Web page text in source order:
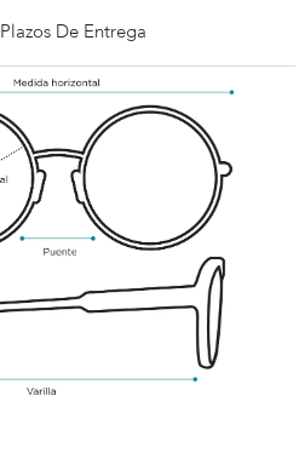
Plazos De Entrega